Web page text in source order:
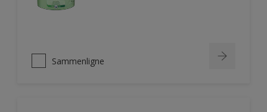
Sammenligne